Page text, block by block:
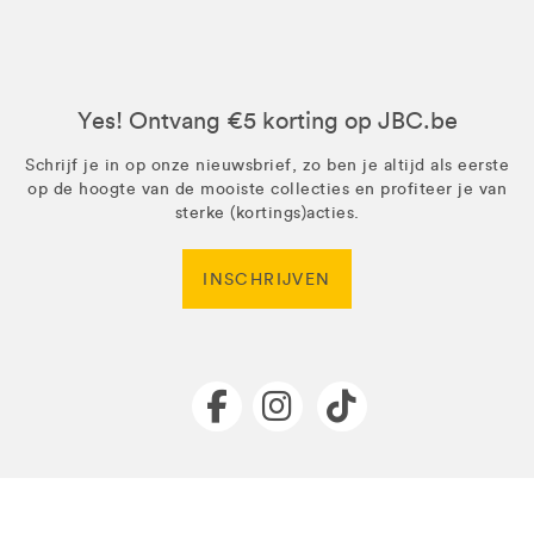
Yes! Ontvang €5 korting op JBC.be
Schrijf je in op onze nieuwsbrief, zo ben je altijd als eerste
op de hoogte van de mooiste collecties en profiteer je van
sterke (kortings)acties.
INSCHRIJVEN